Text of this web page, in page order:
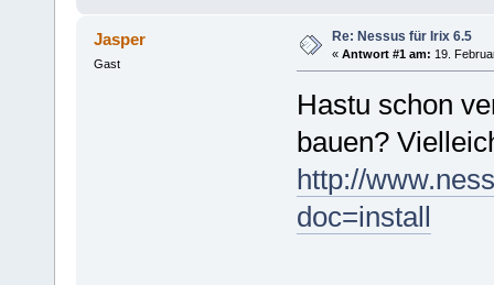
Jasper
Gast
Re: Nessus für Irix 6.5
« Antwort #1 am: 19.
Hastu schon
bauen?
http://
doc=install